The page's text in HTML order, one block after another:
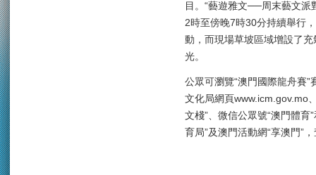
目。“藝遊雅文──周末藝文派
2時至傍晚7時30分持續舉行
動，而現場草坡區域增設了
光。
公眾可瀏覽“澳門國際龍舟賽
文化局網頁www.icm.gov.mo
文棧”、微信公眾號“澳門體育
育局”及澳門活動網“享澳門”